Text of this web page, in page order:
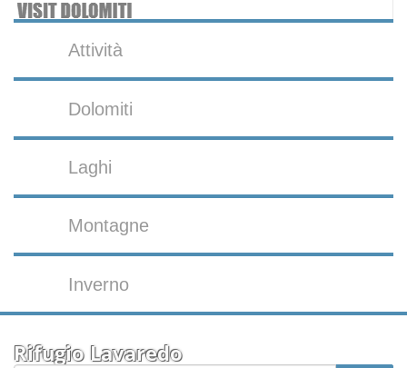
Attività
Dolomiti
Laghi
Montagne
Inverno
Rifugio Lavaredo